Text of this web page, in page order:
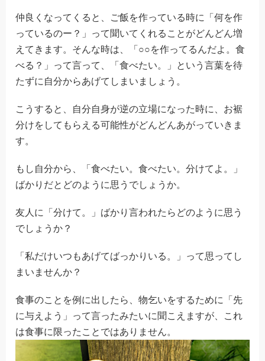
仲良くなってくると、ご飯を作っている時に「何を作
っているのー？」って聞いてくれることがどんどん増
えてきます。そんな時は、「○○を作ってるんだよ。食
べる？」って言って、「食べたい。」という言葉を待
たずに自分からあげてしまいましょう。
こうすると、自分自身が逆の立場になった時に、お裾
分けをしてもらえる可能性がどんどんあがっていきま
す。
もし自分から、「食べたい。食べたい。分けてよ。」
ばかりだとどのように思うでしょうか。
友人に「分けて。」ばかり言われたらどのように思う
でしょうか？
「私だけいつもあげてばっかりいる。」って思ってし
まいませんか？
食事のことを例に出したら、物乞いをするために「先
に与えよう」って言ったみたいに聞こえますが、これ
は食事に限ったことではありません。